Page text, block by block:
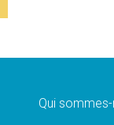
Qui